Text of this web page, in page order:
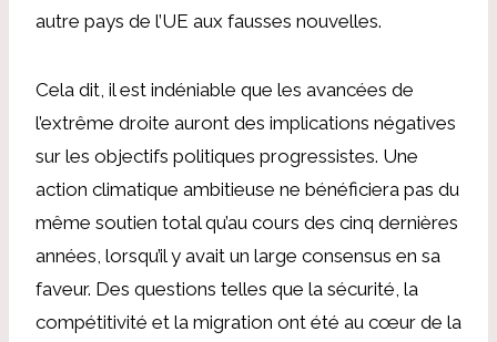
autre pays de l’UE aux fausses nouvelles.
Cela dit, il est indéniable que les avancées de
l’extrême droite auront des implications négatives
sur les objectifs politiques progressistes. Une
action climatique ambitieuse ne bénéficiera pas du
même soutien total qu’au cours des cinq dernières
années, lorsqu’il y avait un large consensus en sa
faveur. Des questions telles que la sécurité, la
compétitivité et la migration ont été au cœur de la